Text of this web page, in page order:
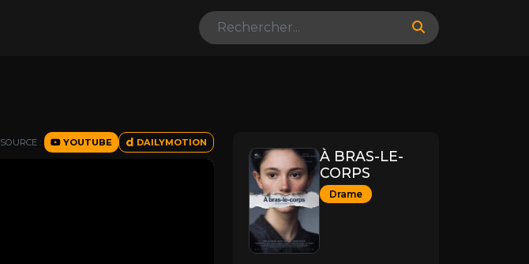
SOURCE : YOUTUBE DAILYMOTION
À BRAS-LE-
CORPS
Drame